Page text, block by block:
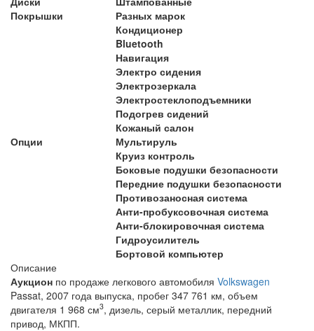
Покрышки
Разных марок
Опции
Кондиционер
Bluetooth
Навигация
Электро сидения
Электрозеркала
Электростеклоподъемники
Подогрев сидений
Кожаный салон
Мультируль
Круиз контроль
Боковые подушки безопасности
Передние подушки безопасности
Противозаносная система
Анти-пробуксовочная система
Анти-блокировочная система
Гидроусилитель
Бортовой компьютер
Описание
Аукцион по продаже легкового автомобиля Volkswagen
Passat, 2007 года выпуска, пробег 347 761 км, объем
двигателя 1 968 см3, дизель, серый металлик, передний
привод, МКПП.